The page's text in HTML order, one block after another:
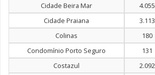
Cidade Beira Mar
4.055
Cidade Praiana
3.113
Colinas
180
Condomínio Porto Seguro
131
Costazul
2.092